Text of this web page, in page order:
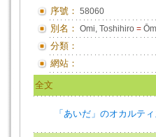
序號： 58060
別名： Omi, Toshihiro =
分類：
網站：
全文
「あいだ」のオカルテ